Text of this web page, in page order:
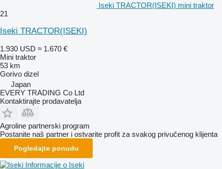
Iseki TRACTOR(ISEKI) mini traktor
21
Iseki TRACTOR(ISEKI)
1.930 USD ≈ 1.670 €
Mini traktor
53 km
Gorivo dizel
Japan
EVERY TRADING Co Ltd
Kontaktirajte prodavatelja
Agroline partnerski program
Postanite naš partner i ostvarite profit za svakog privučenog klijenta
Pogledajte ponudu
Informacije o Iseki